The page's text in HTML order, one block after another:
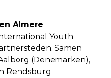
Almere
Youth
Samen
(Denemarken),
Rendsburg